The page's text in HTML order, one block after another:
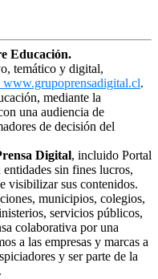
Educación.
temático y digital,
www.grupoprensadigital.cl.
mediante la
una audiencia de
de decisión del
Digital, incluido Portal
sin fines lucros,
visibilizar sus contenidos.
municipios, colegios,
servicios públicos,
colaborativa por una
a las empresas y marcas a
y ser parte de la
.